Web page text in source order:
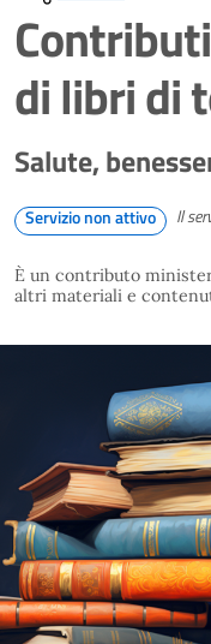
di libri di
Salute,
Servizio non attivo Il
È un contributo
altri materiali e